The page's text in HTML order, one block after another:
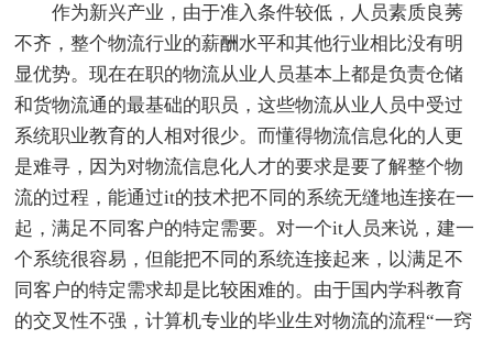
作为新兴产业，由于准入条件较低，人员素质良莠
不齐，整个物流行业的薪酬水平和其他行业相比没有明
显优势。现在在职的物流从业人员基本上都是负责仓储
和货物流通的最基础的职员，这些物流从业人员中受过
系统职业教育的人相对很少。而懂得物流信息化的人更
是难寻，因为对物流信息化人才的要求是要了解整个物
流的过程，能通过it的技术把不同的系统无缝地连接在一
起，满足不同客户的特定需要。对一个it人员来说，建一
个系统很容易，但能把不同的系统连接起来，以满足不
同客户的特定需求却是比较困难的。由于国内学科教育
的交叉性不强，计算机专业的毕业生对物流的流程“一窍